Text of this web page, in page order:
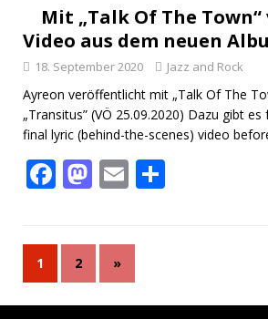
b
o
o
k
d
o
n
l n
Mit „Talk Of The
Video aus dem neuen
18. September 2020 Jazz and Rock
Ayreon veröffentlicht mit „Talk Of The
„Transitus” (VÖ 25.09.2020) Dazu gibt
final lyric (behind-the-scenes) video
F
o
M
o
E
1 2 »